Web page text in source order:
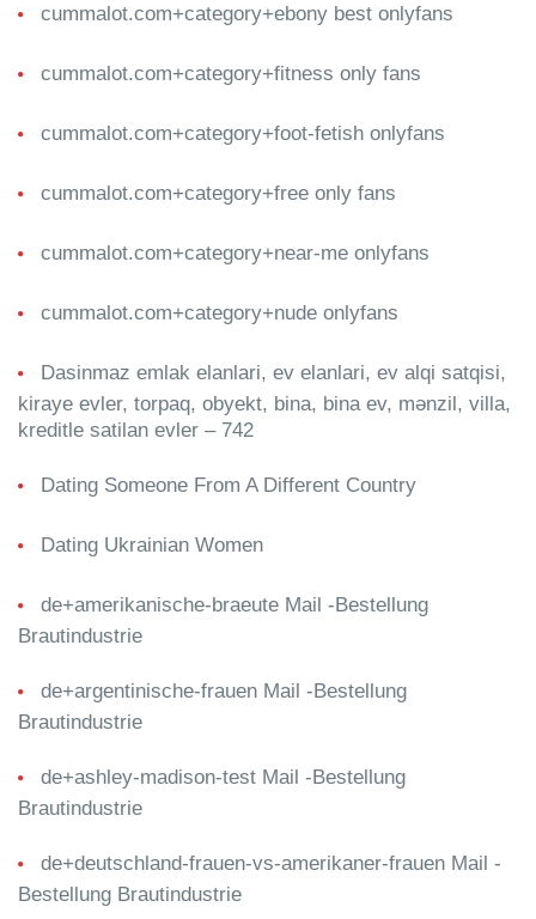
cummalot.com+category+ebony best onlyfans
cummalot.com+category+fitness only fans
cummalot.com+category+foot-fetish onlyfans
cummalot.com+category+free only fans
cummalot.com+category+near-me onlyfans
cummalot.com+category+nude onlyfans
Dasinmaz emlak elanlari, ev elanlari, ev alqi satqisi,
kiraye evler, torpaq, obyekt, bina, bina ev, mənzil, villa,
kreditle satilan evler – 742
Dating Someone From A Different Country
Dating Ukrainian Women
de+amerikanische-braeute Mail -Bestellung
Brautindustrie
de+argentinische-frauen Mail -Bestellung
Brautindustrie
de+ashley-madison-test Mail -Bestellung
Brautindustrie
de+deutschland-frauen-vs-amerikaner-frauen Mail -
Bestellung Brautindustrie